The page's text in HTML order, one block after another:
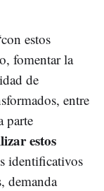
estos
fomentar la
de
entre
parte
estos
identificativos
demanda